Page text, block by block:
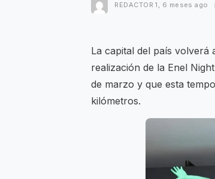
REDACTOR 1 , 6 meses ago
La capital del país volverá
realización de la Enel
de marzo y que esta
kilómetros.